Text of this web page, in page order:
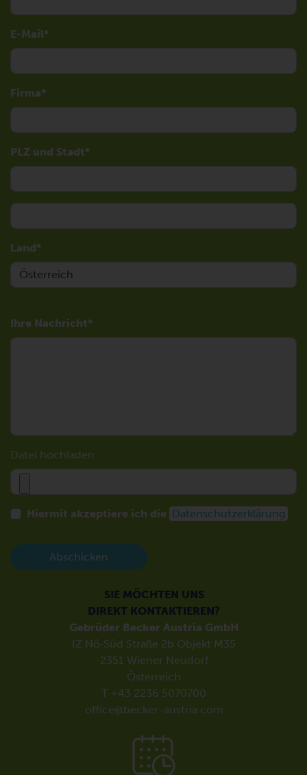
E-Mail
Firma
PLZ und Stadt
Land
Ihre Nachricht
Datei hochladen
Hiermit akzeptiere ich die Datenschutzerklärung
Abschicken
SIE MÖCHTEN UNS
DIREKT KONTAKTIEREN?
Gebrüder Becker Austria GmbH
IZ Nö‑Süd Straße 2b Objekt M35
2351 Wiener Neudorf
Österreich
T +43 2236 5070700
office@becker-austria.com